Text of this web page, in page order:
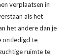
verplaatsen in
als het
het andere dan je
ontledigd te
ruimte te